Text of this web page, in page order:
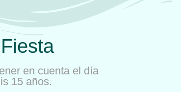
en cuenta el día
15 años.